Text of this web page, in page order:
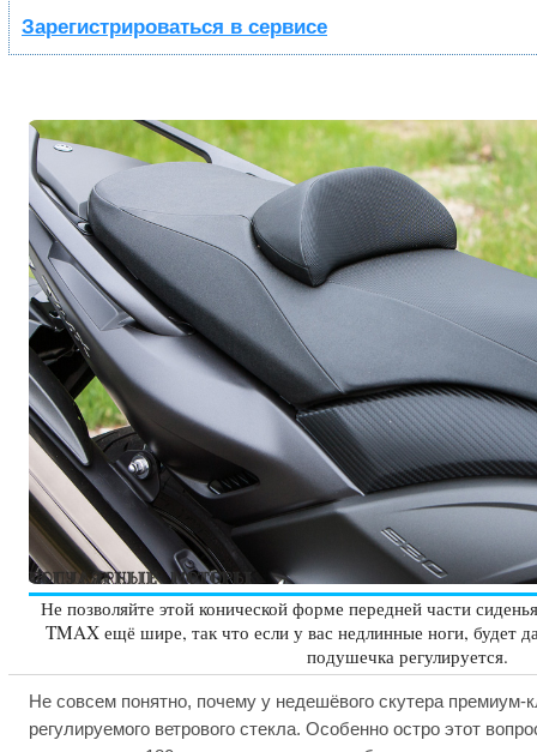
Зарегистрироваться в сервисе
Не позволяйте этой конической форме передней части
TMAX ещё шире, так что если у вас недлинные ноги, будет
подушечка регулируется.
Не совсем понятно, почему у недешёвого скутера премиум-
регулируемого ветрового стекла. Особенно остро этот